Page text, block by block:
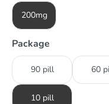
200mg
Package
90 pill 60
10 pill